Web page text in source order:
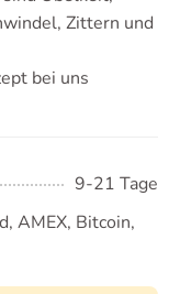
Zittern und
bei uns
9-21 Tage
AMEX, Bitcoin,